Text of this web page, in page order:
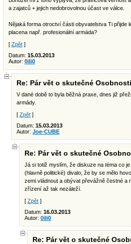
a zajatců + jejich nedobrovolnou účast ve válce.
Nějaká forma otroctví části obyvatelstva Ti přijde
placena např. profesionální armáda?
[ Zpět ]
Datum: 15.03.2013
Autor: 0iIi0
Re: Pár vět o skutečné Osobnosti
V dané době to byla běžná praxe, dnes již
armády.
[ Zpět ]
Datum: 15.03.2013
Autor: Joe-CUBE
Re: Pár vět o skutečné
Já si totiž myslím, že diskuze na téma co
(hlavně politické) divalo, že by se mělo
zemi vládnout a obývat převážně čestné a
zřízení až tak nezáleží.
[ Zpět ]
Datum: 16.03.2013
Autor: 0iIi0
Re: Pár vět o skutečné